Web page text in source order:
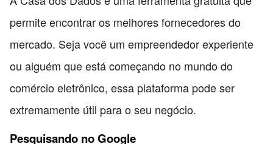
permite encontrar os melhores fornecedores do
mercado. Seja você um empreendedor experiente
ou alguém que está começando no mundo do
comércio eletrônico, essa plataforma pode ser
extremamente útil para o seu negócio.
Pesquisando no Google